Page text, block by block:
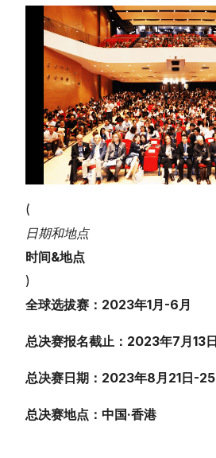
(
日期和地点
时间&地点
)
全球选拔赛：2023年1月-6月
总决赛报名截止：2023年7月13日
总决赛日期：2023年8月21日-25
总决赛地点：中国·香港